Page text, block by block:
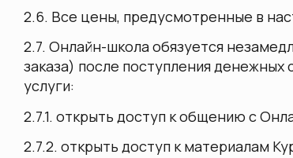
2.6. Все цены, предусмотренные в
2.7. Онлайн-школа обязуется
заказа) после поступления
услуги:
2.7.1. открыть доступ к общению с
2.7.2. открыть доступ к материалам